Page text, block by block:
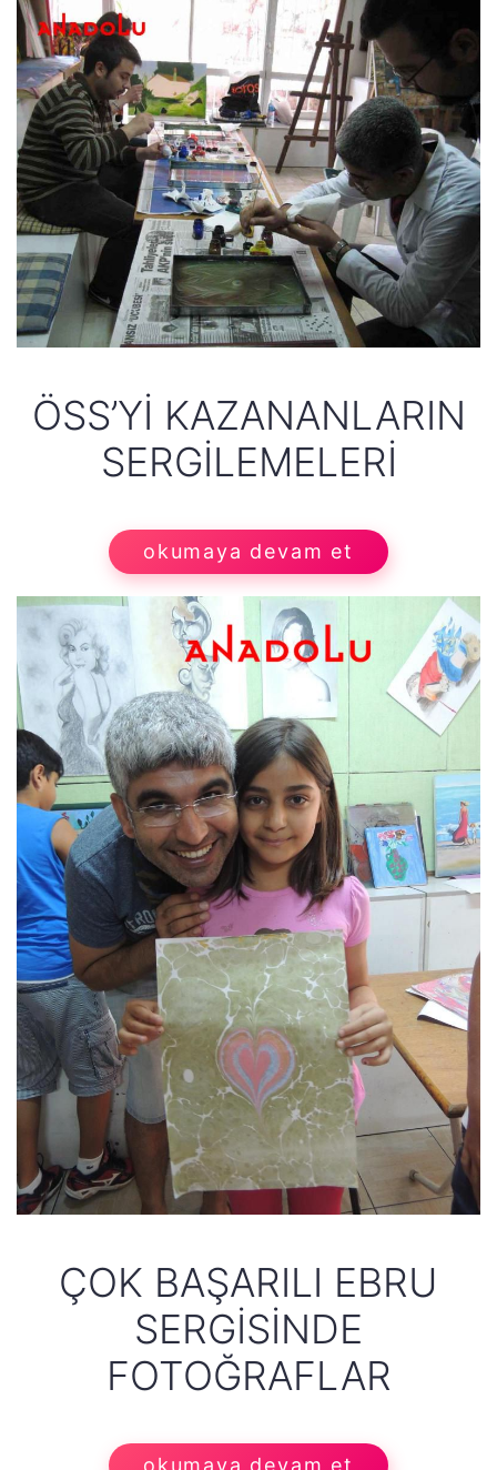
ÖSS’YI KAZANANLARIN
SERGILEMELERI
okumaya devam et
ÇOK BAŞARILI EBRU
SERGISINDE
FOTOĞRAFLAR
okumaya devam et